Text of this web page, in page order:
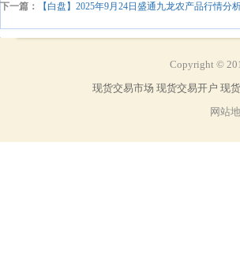
下一篇： 【白盘】2025年9月24日盛通九龙农产品行情分
Copyright©
现货交易市场 现货交易开户 现
网站